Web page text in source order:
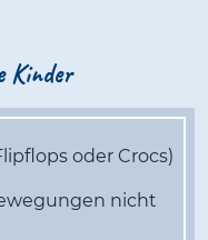
Kinder
oder Crocs)
nicht